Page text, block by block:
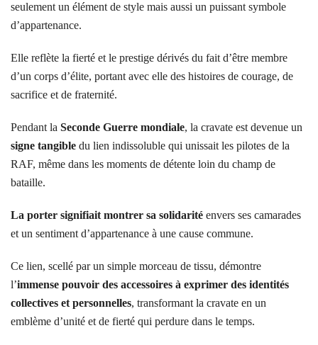
seulement un élément de style mais aussi un puissant symbole
d’appartenance.
Elle reflète la fierté et le prestige dérivés du fait d’être membre
d’un corps d’élite, portant avec elle des histoires de courage, de
sacrifice et de fraternité.
Pendant la Seconde Guerre mondiale, la cravate est devenue un
signe tangible du lien indissoluble qui unissait les pilotes de la
RAF, même dans les moments de détente loin du champ de
bataille.
La porter signifiait montrer sa solidarité envers ses camarades
et un sentiment d’appartenance à une cause commune.
Ce lien, scellé par un simple morceau de tissu, démontre
l’immense pouvoir des accessoires à exprimer des identités
collectives et personnelles, transformant la cravate en un
emblème d’unité et de fierté qui perdure dans le temps.